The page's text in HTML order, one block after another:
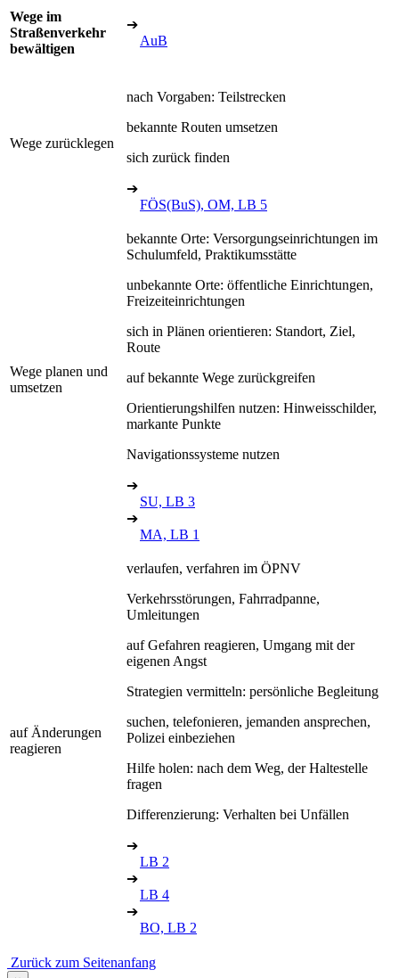
Wege im
Straßenverkehr
bewältigen
➔
AuB
Wege zurücklegen
nach Vorgaben: Teilstrecken
bekannte Routen umsetzen
sich zurück finden
➔
FÖS(BuS), OM, LB 5
Wege planen und
umsetzen
bekannte Orte: Versorgungseinrichtungen im
Schulumfeld, Praktikumsstätte
unbekannte Orte: öffentliche Einrichtungen,
Freizeiteinrichtungen
sich in Plänen orientieren: Standort, Ziel,
Route
auf bekannte Wege zurückgreifen
Orientierungshilfen nutzen: Hinweisschilder,
markante Punkte
Navigationssysteme nutzen
➔
SU, LB 3
➔
MA, LB 1
auf Änderungen
reagieren
verlaufen, verfahren im ÖPNV
Verkehrsstörungen, Fahrradpanne,
Umleitungen
auf Gefahren reagieren, Umgang mit der
eigenen Angst
Strategien vermitteln: persönliche Begleitung
suchen, telefonieren, jemanden ansprechen,
Polizei einbeziehen
Hilfe holen: nach dem Weg, der Haltestelle
fragen
Differenzierung: Verhalten bei Unfällen
➔
LB 2
➔
LB 4
➔
BO, LB 2
Zurück zum Seitenanfang